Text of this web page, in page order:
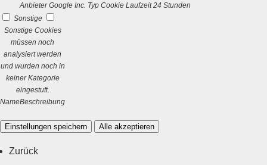
Anbieter Google Inc. Typ Cookie Laufzeit 24 Stunden
Sonstige
Sonstige Cookies
müssen noch
analysiert werden
und wurden noch in
keiner Kategorie
eingestuft.
NameBeschreibung
Einstellungen speichern Alle akzeptieren
Zurück